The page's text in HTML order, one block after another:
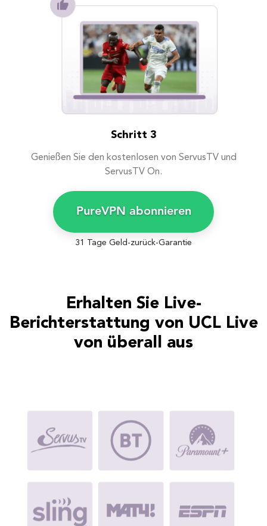
Schritt 3
Genießen Sie den kostenlosen von ServusTV und
ServusTV On.
PureVPN abonnieren
31 Tage Geld-zurück-Garantie
Erhalten Sie Live-
Berichterstattung von UCL Live
von überall aus